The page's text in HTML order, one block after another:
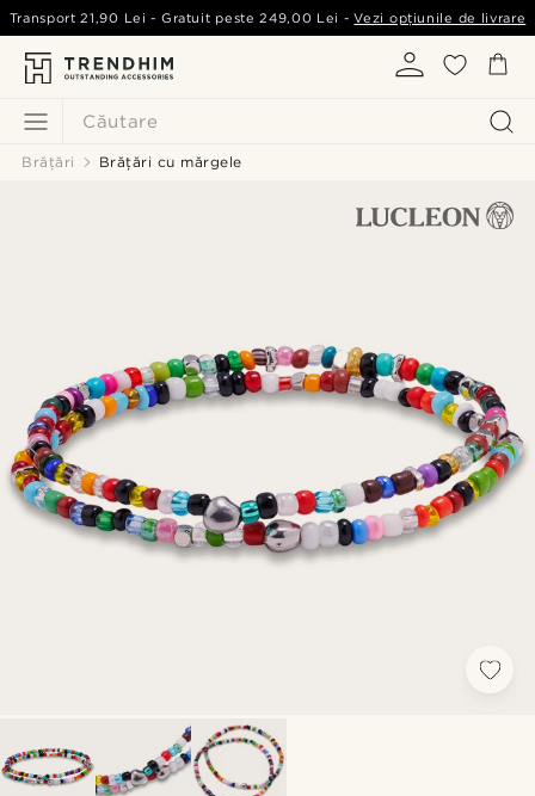
Căutare
Transport 21,90 Lei - Gratuit peste249,00 Lei -Vezi opțiunile de livrare
Brățări Brățări cu mărgele